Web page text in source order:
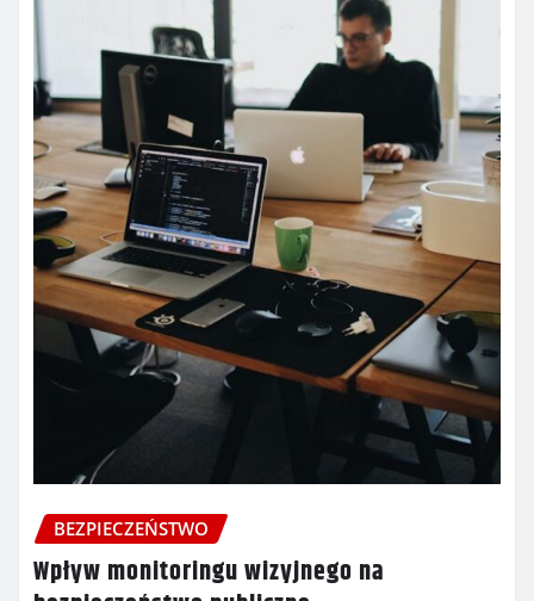
BEZPIECZEŃSTWO
Wpływ monitoringu wizyjnego na